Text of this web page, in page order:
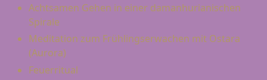
Achtsamen Gehen in einer damanhurianischen
Spirale
Meditation zum Frühlingserwachen mit Ostara
(Aurora)
Feuerritual